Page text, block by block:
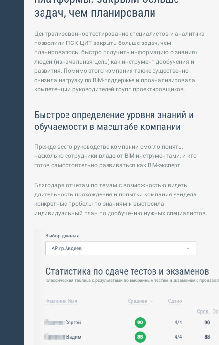
задач, чем планировали
Централизованное тестирование специалистов и аналитика
позволили ПСК ЦИТ закрыть больше задач, чем
планировалось: быстро получить информацию о знаниях
людей (изначальная цель) как инструмент дообучения и
развития. Помимо этого компания также существенно
снизила нагрузку по BIM-поддержке и проанализировала
компетенции руководителей групп проектировщиков.
Быстрое определение уровня знаний и
обучаемости в масштабе компании
Прежде всего руководство компании смогло понять,
насколько сотрудники владеют BIM-инструментами, и кто
готов самостоятельно развиваться как BIM-эксперт.
Благодаря отчетам по темам с возможностью видеть
длительность прохождения и попытки компания увидела
конкретные пробелы по знаниям и выстроила
индивидуальный план по дообучению нужных специалистов.